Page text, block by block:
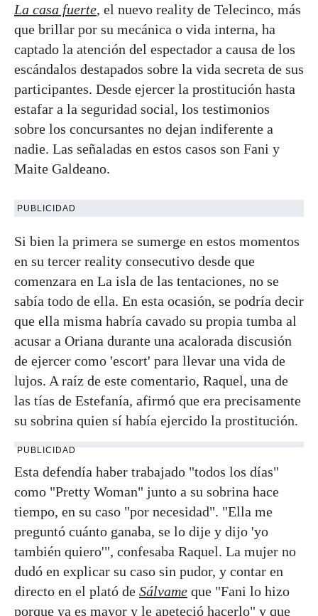
La casa fuerte, el nuevo reality de Telecinco, más
que brillar por su mecánica o vida interna, ha
captado la atención del espectador a causa de los
escándalos destapados sobre la vida secreta de sus
participantes. Desde ejercer la prostitución hasta
estafar a la seguridad social, los testimonios
sobre los concursantes no dejan indiferente a
nadie. Las señaladas en estos casos son Fani y
Maite Galdeano.
PUBLICIDAD
Si bien la primera se sumerge en estos momentos
en su tercer reality consecutivo desde que
comenzara en La isla de las tentaciones, no se
sabía todo de ella. En esta ocasión, se podría decir
que ella misma habría cavado su propia tumba al
acusar a Oriana durante una acalorada discusión
de ejercer como 'escort' para llevar una vida de
lujos. A raíz de este comentario, Raquel, una de
las tías de Estefanía, afirmó que era precisamente
su sobrina quien sí había ejercido la prostitución.
PUBLICIDAD
Esta defendía haber trabajado "todos los días"
como "Pretty Woman" junto a su sobrina hace
tiempo, en su caso "por necesidad". "Ella me
preguntó cuánto ganaba, se lo dije y dijo 'yo
también quiero'", confesaba Raquel. La mujer no
dudó en explicar su caso sin pudor, y contar en
directo en el plató de Sálvame que "Fani lo hizo
porque ya es mayor y le apeteció hacerlo" y que